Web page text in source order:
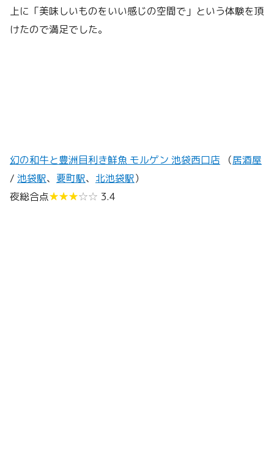
上に「美味しいものをいい感じの空間で」という体験を頂
けたので満足でした。
幻の和牛と豊洲目利き鮮魚 モルゲン 池袋西口店 （居酒屋
/ 池袋駅、 要町駅、 北池袋駅）
夜総合点★★★☆☆ 3.4